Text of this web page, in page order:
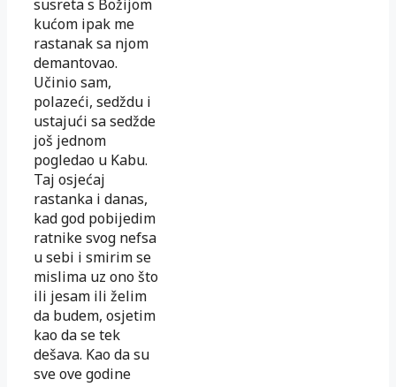
susreta s Božijom
kućom ipak me
rastanak sa njom
demantovao.
Učinio sam,
polazeći, sedždu i
ustajući sa sedžde
još jednom
pogledao u Kabu.
Taj osjećaj
rastanka i danas,
kad god pobijedim
ratnike svog nefsa
u sebi i smirim se
mislima uz ono što
ili jesam ili želim
da budem, osjetim
kao da se tek
dešava. Kao da su
sve ove godine